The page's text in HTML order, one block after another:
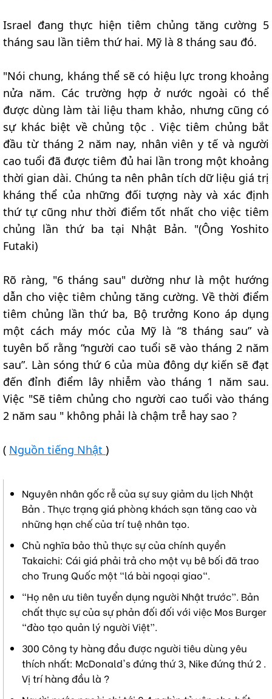
Israel đang thực hiện tiêm chủng tăng cường 5
tháng sau lần tiêm thứ hai. Mỹ là 8 tháng sau đó.
"Nói chung, kháng thể sẽ có hiệu lực trong khoảng
nửa năm. Các trường hợp ở nước ngoài có thể
được dùng làm tài liệu tham khảo, nhưng cũng có
sự khác biệt về chủng tộc . Việc tiêm chủng bắt
đầu từ tháng 2 năm nay, nhân viên y tế và người
cao tuổi đã được tiêm đủ hai lần trong một khoảng
thời gian dài. Chúng ta nên phân tích dữ liệu giá trị
kháng thể của những đối tượng này và xác định
thứ tự cũng như thời điểm tốt nhất cho việc tiêm
chủng lần thứ ba tại Nhật Bản. "(Ông Yoshito
Futaki)
Rõ ràng, "6 tháng sau" dường như là một hướng
dẫn cho việc tiêm chủng tăng cường. Về thời điểm
tiêm chủng lần thứ ba, Bộ trưởng Kono áp dụng
một cách máy móc của Mỹ là “8 tháng sau” và
tuyên bố rằng “người cao tuổi sẽ vào tháng 2 năm
sau”. Làn sóng thứ 6 của mùa đông dự kiến sẽ đạt
đến đỉnh điểm lây nhiễm vào tháng 1 năm sau.
Việc "Sẽ tiêm chủng cho người cao tuổi vào tháng
2 năm sau " không phải là chậm trễ hay sao ?
( Nguồn tiếng Nhật )
Nguyên nhân gốc rễ của sự suy giảm du lịch Nhật
Bản . Thực trạng giá phòng khách sạn tăng cao và
những hạn chế của trí tuệ nhân tạo.
Chủ nghĩa bảo thủ thực sự của chính quyền
Takaichi: Cái giá phải trả cho một vụ bê bối đã trao
cho Trung Quốc một "lá bài ngoại giao".
“Họ nên ưu tiên tuyển dụng người Nhật trước”. Bản
chất thực sự của sự phản đối đối với việc Mos Burger
“đào tạo quản lý người Việt”.
300 Công ty hàng đầu được người tiêu dùng yêu
thích nhất: McDonald's đứng thứ 3, Nike đứng thứ 2 .
Vị trí hàng đầu là ?